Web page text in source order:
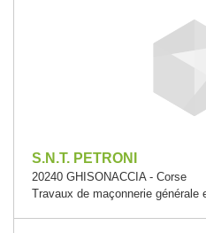
S.N.T. PETRONI
20240 GHISONACCIA - Corse
Travaux de maçonnerie